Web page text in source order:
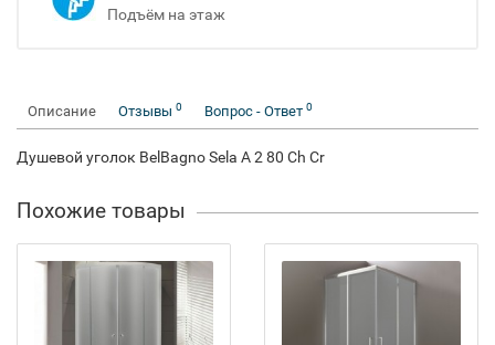
Подъём на этаж
Описание Отзывы 0 Вопрос - Ответ 0
Душевой уголок BelBagno Sela A 2 80 Ch Cr
Похожие товары